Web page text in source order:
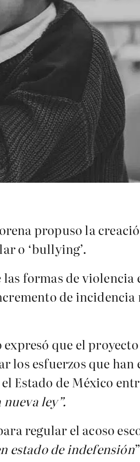
propuso la
o ‘bullying’.
formas de
de incidencia
que el
esfuerzos que han
Estado de México
ley”.
regular el acoso
estado de indefensión